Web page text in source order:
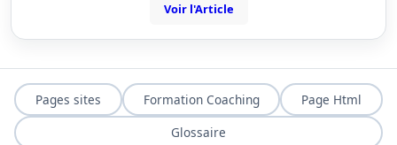
Voir l'Article
Pages sites Formation Coaching
Page Html
Glossaire